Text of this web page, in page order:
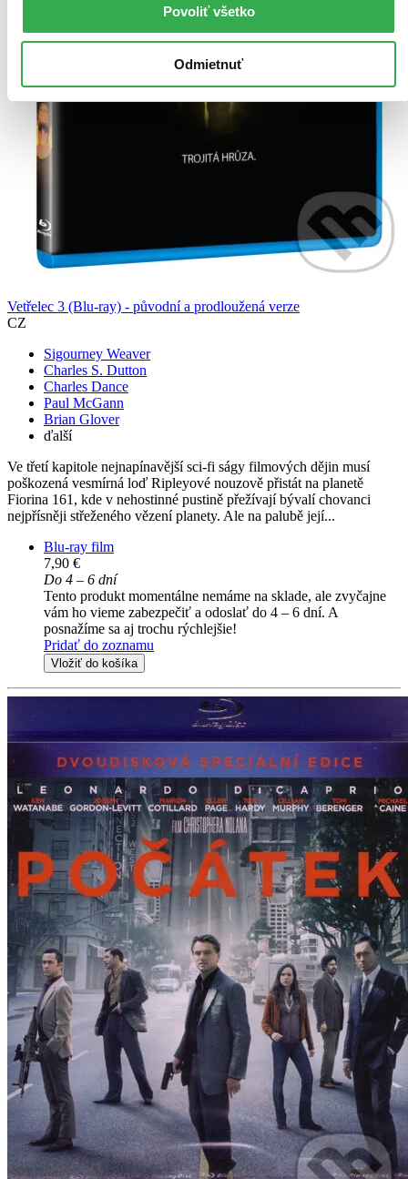
Povoliť všetko
Odmietnuť
Vetřelec 3 (Blu-ray) - původní a prodloužená verze
CZ
Sigourney Weaver
Charles S. Dutton
Charles Dance
Paul McGann
Brian Glover
ďalší
Ve třetí kapitole nejnapínavější sci-fi ságy filmových dějin musí
poškozená vesmírná loď Ripleyové nouzově přistát na planetě
Fiorina 161, kde v nehostinné pustině přežívají bývalí chovanci
nejpřísněji střeženého vězení planety. Ale na palubě její...
Blu-ray film
7,90 €
Do 4 – 6 dní
Tento produkt momentálne nemáme na sklade, ale zvyčajne
vám ho vieme zabezpečiť a odoslať do 4 – 6 dní. A
posnažíme sa aj trochu rýchlejšie!
Pridať do zoznamu
Vložiť do košíka